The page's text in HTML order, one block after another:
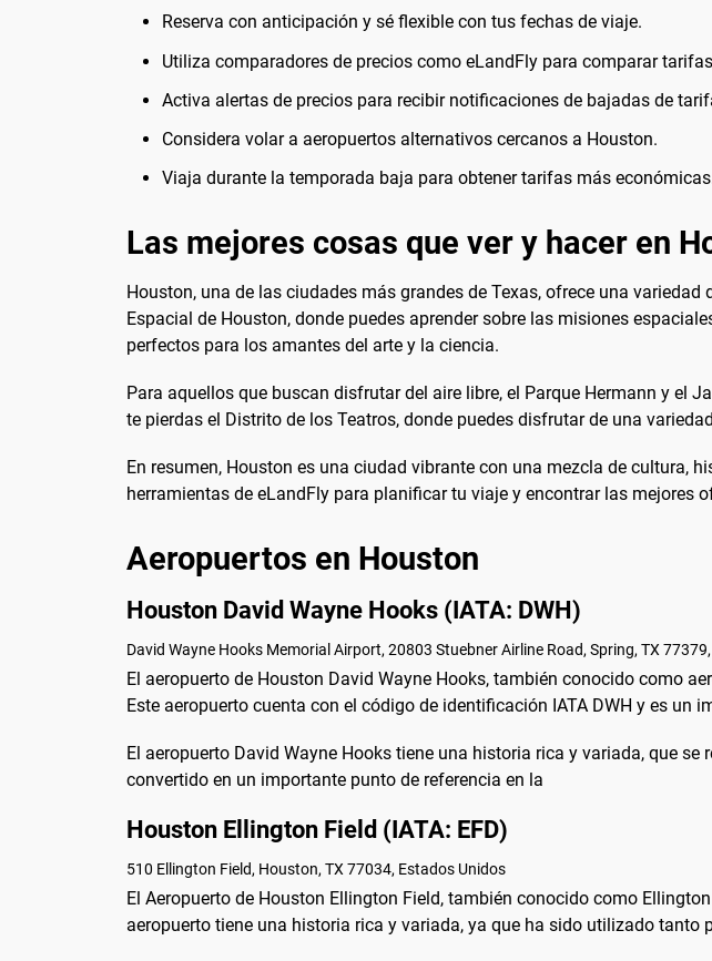
Reserva con anticipación y sé flexible con tus fechas de viaje.
Utiliza comparadores de precios como eLandFly para comparar
Activa alertas de precios para recibir notificaciones de bajadas de
Considera volar a aeropuertos alternativos cercanos a Houston.
Viaja durante la temporada baja para obtener tarifas más
Las mejores cosas que ver y hacer en
Houston, una de las ciudades más grandes de Texas, ofrece una
Espacial de Houston, donde puedes aprender sobre las misiones
perfectos para los amantes del arte y la ciencia.
Para aquellos que buscan disfrutar del aire libre, el Parque Hermann y el
te pierdas el Distrito de los Teatros, donde puedes disfrutar de una
En resumen, Houston es una ciudad vibrante con una mezcla de cultura,
herramientas de eLandFly para planificar tu viaje y encontrar las mejores
Aeropuertos en Houston
Houston David Wayne Hooks (IATA: DWH)
David Wayne Hooks Memorial Airport, 20803 Stuebner Airline Road, Spring, TX 77379,
El aeropuerto de Houston David Wayne Hooks, también conocido como
Este aeropuerto cuenta con el código de identificación IATA DWH y es un
El aeropuerto David Wayne Hooks tiene una historia rica y variada, que
convertido en un importante punto de referencia en la
Houston Ellington Field (IATA: EFD)
510 Ellington Field, Houston, TX 77034, Estados Unidos
El Aeropuerto de Houston Ellington Field, también conocido como
aeropuerto tiene una historia rica y variada, ya que ha sido utilizado